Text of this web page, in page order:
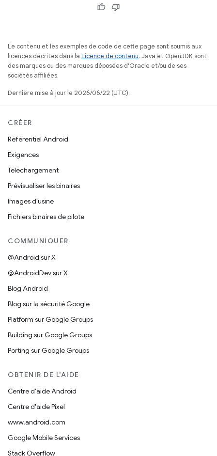
Le contenu et les exemples de code de cette page sont soumis aux
licences décrites dans la Licence de contenu. Java et OpenJDK sont
des marques ou des marques déposées d'Oracle et/ou de ses
sociétés affiliées.
Dernière mise à jour le 2026/06/22 (UTC).
CRÉER
Référentiel Android
Exigences
Téléchargement
Prévisualiser les binaires
Images d'usine
Fichiers binaires de pilote
COMMUNIQUER
@Android sur X
@AndroidDev sur X
Blog Android
Blog sur la sécurité Google
Platform sur Google Groups
Building sur Google Groups
Porting sur Google Groups
OBTENIR DE L'AIDE
Centre d'aide Android
Centre d'aide Pixel
www.android.com
Google Mobile Services
Stack Overflow